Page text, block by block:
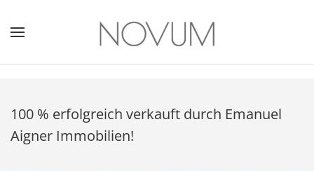
100 % erfolgreich verkauft durch Emanuel
Aigner Immobilien!